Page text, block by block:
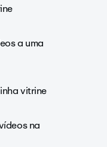
a uma
vitrine
na